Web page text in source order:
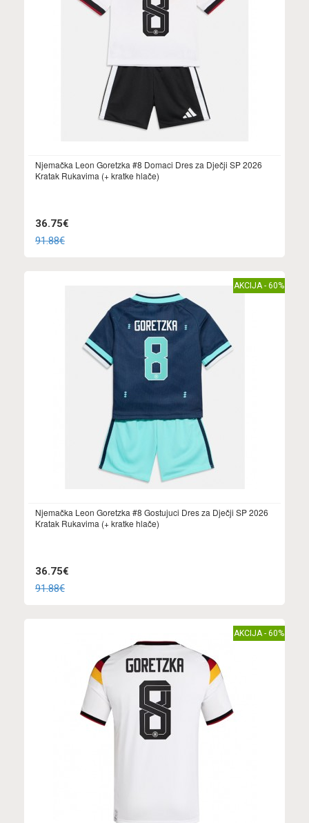
Njemačka Leon Goretzka #8 Domaci Dres za Dječji SP 2026
Kratak Rukavima (+ kratke hlače)
36.75€
91.88€
AKCIJA - 60%
Njemačka Leon Goretzka #8 Gostujuci Dres za Dječji SP 2026
Kratak Rukavima (+ kratke hlače)
36.75€
91.88€
AKCIJA - 60%